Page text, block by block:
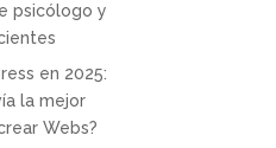
psicólogo y
en 2025:
la mejor
Webs?